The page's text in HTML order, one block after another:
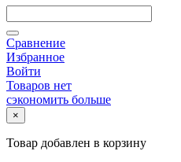
Сравнение
Избранное
Войти
Товаров нет
сэкономить больше
×
Товар добавлен в корзину